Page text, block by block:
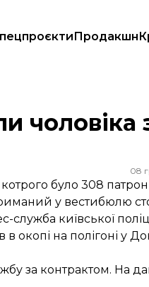
Продакшн
чоловіка
08
було 308
у вестибюлю
київської
окопі на полігоні у
за контрактом. На